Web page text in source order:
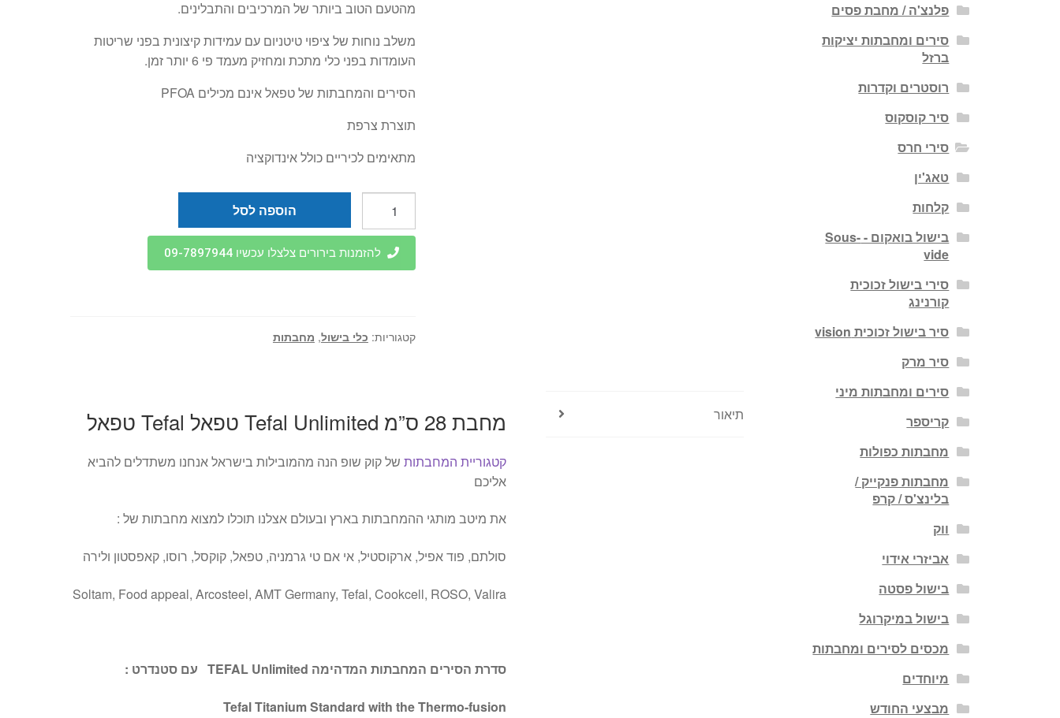
מהטעם הטוב ביותר של המרכיבים והתבלינים.
משלב נוחות של ציפוי טיטניום עם עמידות קיצונית בפני שריטות
העומדות בפני כלי מתכת ומחזיק מעמד פי 6 יותר זמן.
הסירים והמחבתות של טפאל אינם מכילים PFOA
תוצרת צרפת
מתאימים לכיריים כולל אינדוקציה
מחבת
טפאל
הוספה לסל
להזמנות בירורים צלצלו עכשיו 09-7897944
קטגוריות: כלי בישול, מחבתות
תיאור מחבת 28 ס”מ Tefal Unlimited טפאל Tefal טפאל
קטגוריית המחבתות של קוק שופ הנה מהמובילות בישראל אנחנו משתדלים להביא
אליכם
את מיטב מותגי ההמחבתות בארץ ובעולם אצלנו תוכלו למצוא מחבתות של :
סולתם, פוד אפיל, ארקוסטיל, אי אם טי גרמניה, טפאל, קוקסל, רוסו, קאפסטון ולירה
Soltam, Food appeal, Arcosteel, AMT Germany, Tefal, Cookcell, ROSO, Valira
סדרת הסירים המחבתות המדהימה TEFAL Unlimited עם סטנדרט :
Tefal Titanium Standard with the Thermo-fusion
פלנצ'ה / מחבת פסים
סירים ומחבתות יציקות
ברזל
רוסטרים וקדרות
סיר קוסקוס
סירי חרס
טאג'ין
קלחות
בישול בואקום - Sous-
vide
סירי בישול זכוכית
קורנינג
סיר בישול זכוכית vision
סיר מרק
סירים ומחבתות מיני
קריספר
מחבתות כפולות
מחבתות פנקייק /
בלינצ'ס / קרפ
ווק
אביזרי אידוי
בישול פסטה
בישול במיקרוגל
מכסים לסירים ומחבתות
מיוחדים
מבצעי החודש